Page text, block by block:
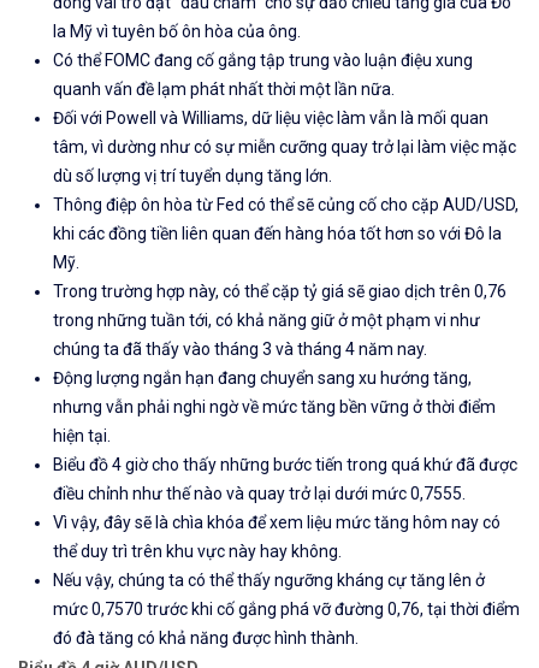
la Mỹ vì tuyên bố ôn hòa của ông.
Có thể FOMC đang cố gắng tập trung vào luận điệu xung
quanh vấn đề lạm phát nhất thời một lần nữa.
Đối với Powell và Williams, dữ liệu việc làm vẫn là mối quan
tâm, vì dường như có sự miễn cưỡng quay trở lại làm việc mặc
dù số lượng vị trí tuyển dụng tăng lớn.
Thông điệp ôn hòa từ Fed có thể sẽ củng cố cho cặp AUD/USD,
khi các đồng tiền liên quan đến hàng hóa tốt hơn so với Đô la
Mỹ.
Trong trường hợp này, có thể cặp tỷ giá sẽ giao dịch trên 0,76
trong những tuần tới, có khả năng giữ ở một phạm vi như
chúng ta đã thấy vào tháng 3 và tháng 4 năm nay.
Động lượng ngắn hạn đang chuyển sang xu hướng tăng,
nhưng vẫn phải nghi ngờ về mức tăng bền vững ở thời điểm
hiện tại.
Biểu đồ 4 giờ cho thấy những bước tiến trong quá khứ đã được
điều chỉnh như thế nào và quay trở lại dưới mức 0,7555.
Vì vậy, đây sẽ là chìa khóa để xem liệu mức tăng hôm nay có
thể duy trì trên khu vực này hay không.
Nếu vậy, chúng ta có thể thấy ngưỡng kháng cự tăng lên ở
mức 0,7570 trước khi cố gắng phá vỡ đường 0,76, tại thời điểm
đó đà tăng có khả năng được hình thành.